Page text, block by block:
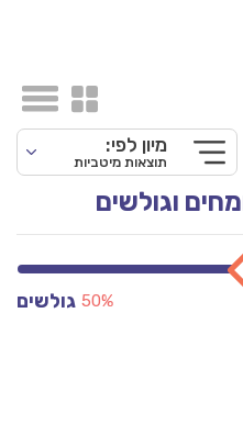
מיון לפי:
תוצאות מיטביות
וגולשים
גולשים 50%